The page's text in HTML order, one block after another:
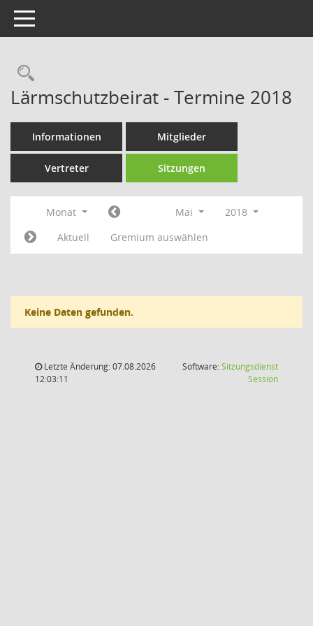
Toggle navigation
Rechercheauswahl
Lärmschutzbeirat - Termine 2018
Informationen Mitglieder
Vertreter Sitzungen
Monat Mai
2018
Aktuell
Gremium auswählen
Keine Daten gefunden.
Letzte Änderung: 07.08.2026
12:03:11
Software:Sitzungsdienst
Session(Wird in